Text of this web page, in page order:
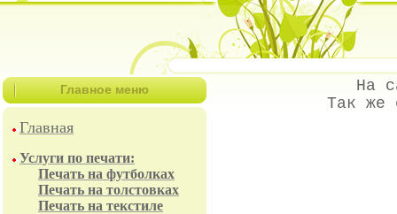
Главное меню
Главная
Услуги по печати:
Печать на футболках
Печать на толстовках
Печать на текстиле
На
Так же